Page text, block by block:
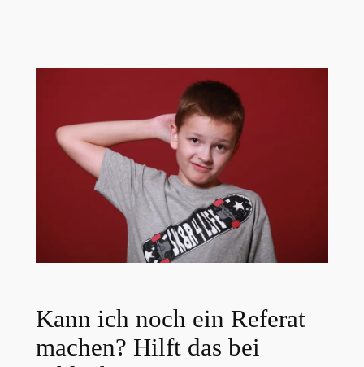
Kann ich noch ein Referat
machen? Hilft das bei